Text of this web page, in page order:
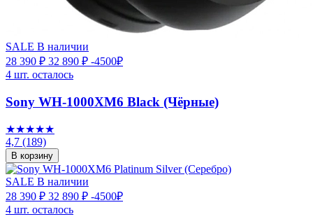
SALE В наличии
28 390 ₽ 32 890 ₽ -4500₽
4 шт. осталось
Sony WH-1000XM6 Black (Чёрные)
★★★★★
4,7 (189)
В корзину
SALE В наличии
28 390 ₽ 32 890 ₽ -4500₽
4 шт. осталось